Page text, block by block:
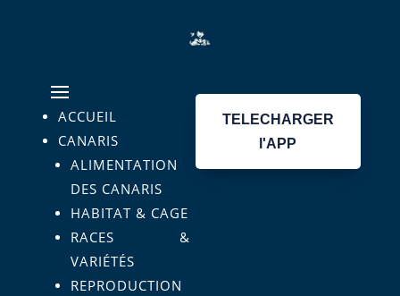
ACCUEIL
CANARIS
ALIMENTATION
DES CANARIS
HABITAT & CAGE
RACES &
VARIÉTÉS
REPRODUCTION
TELECHARGER
l'APP